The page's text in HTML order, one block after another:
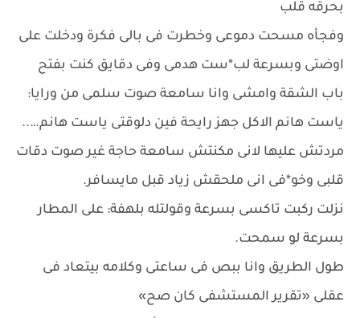
بحرقه قلب
وفجأه مسحت دموعى وخطرت فى بالى فكرة ودخلت على
اوضتى وبسرعة لب*ست هدمى وفى دقايق كنت بفتح
باب الشقة وامشى وانا سامعة صوت سلمى من ورايا:
ياست هانم الاكل جهز رايحة فين دلوقتى ياست هانم…..
مردتش عليها لانى مكنتش سامعة حاجة غير صوت دقات
قلبى وخو*فى انى ملحقش زياد قبل مايسافر.
نزلت ركبت تاكسى بسرعة وقولتله بلهفة: على المطار
بسرعة لو سمحت.
طول الطريق وانا ببص فى ساعتى وكلامه بيتعاد فى
عقلى «تقرير المستشفى كان صح»